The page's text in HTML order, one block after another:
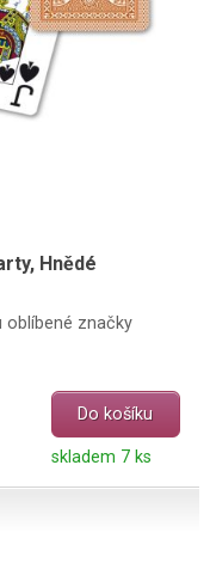
Hnědé
oblíbené značky
Do košíku
skladem 7 ks